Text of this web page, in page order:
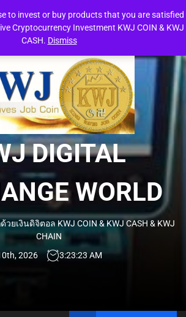
to invest or buy products that you are satisfied
Cryptocurrency Investment KWJ COIN & KWJ
CASH. Dismiss
DIGITAL
WORLD
ยเงินดิจิตอล KWJ COIN & KWJ CASH & KWJ
CHAIN
2026
3:23:24 AM